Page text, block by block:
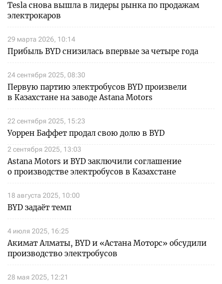
Tesla снова вышла в лидеры рынка по продажам
электрокаров
29 марта 2026, 10:14
Прибыль BYD снизилась впервые за четыре года
24 сентября 2025, 08:30
Первую партию электробусов BYD произвели
в Казахстане на заводе Astana Motors
22 сентября 2025, 15:23
Уоррен Баффет продал свою долю в BYD
2 сентября 2025, 13:03
Astana Motors и BYD заключили соглашение
о производстве электробусов в Казахстане
18 августа 2025, 10:00
BYD задаёт темп
4 июля 2025, 16:25
Акимат Алматы, BYD и «Астана Моторс» обсудили
производство электробусов
28 мая 2025, 12:21